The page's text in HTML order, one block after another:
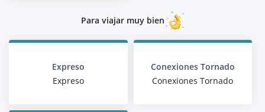
Para viajar muy bien
Expreso
Expreso
Conexiones Tornado
Conexiones Tornado